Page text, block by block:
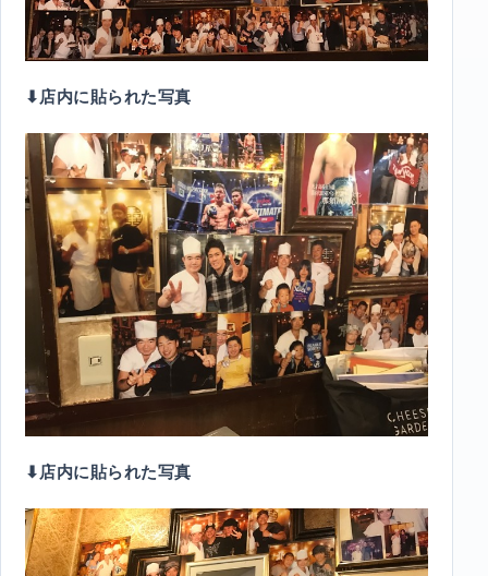
⬇︎店内に貼られた写真
⬇︎店内に貼られた写真